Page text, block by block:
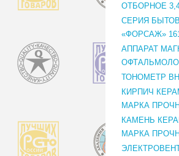
ОТБОРНОЕ
СЕРИЯ
«ФОРСАЖ»
АППАРАТ
ТОНОМЕТР
КИРПИЧ
МАРКА
КАМЕНЬ
МАРКА